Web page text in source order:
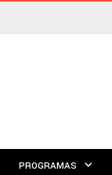
PROGRAMAS